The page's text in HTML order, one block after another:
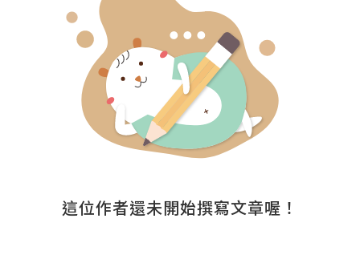
這位作者還未開始撰寫文章喔！